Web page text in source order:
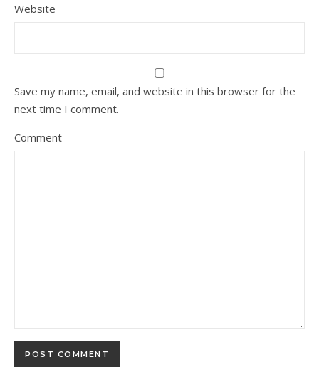
Website
Save my name, email, and website in this browser for the
next time I comment.
Comment